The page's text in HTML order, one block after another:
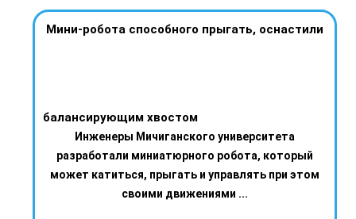
Мини-робота способного прыгать, оснастили
балансирующим хвостом
Инженеры Мичиганского университета
разработали миниатюрного робота, который
может катиться, прыгать и управлять при этом
своими движениями ...